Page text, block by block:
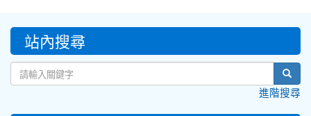
::: 站內搜尋
進階搜尋